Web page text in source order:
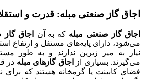
اجاق گاز صنعتی مبله: قدرت و
اجاق گاز صنعتی مبله که به آن اجاق گاز
می‌شود، دارای پایه‌های مستقل و ارتفاع
نیاز به میز زیرین ندارند و به طور
می‌گیرند. بسیاری از
اجاق گازهای مبله در
فضای کابینت یا گرمخانه هستند که